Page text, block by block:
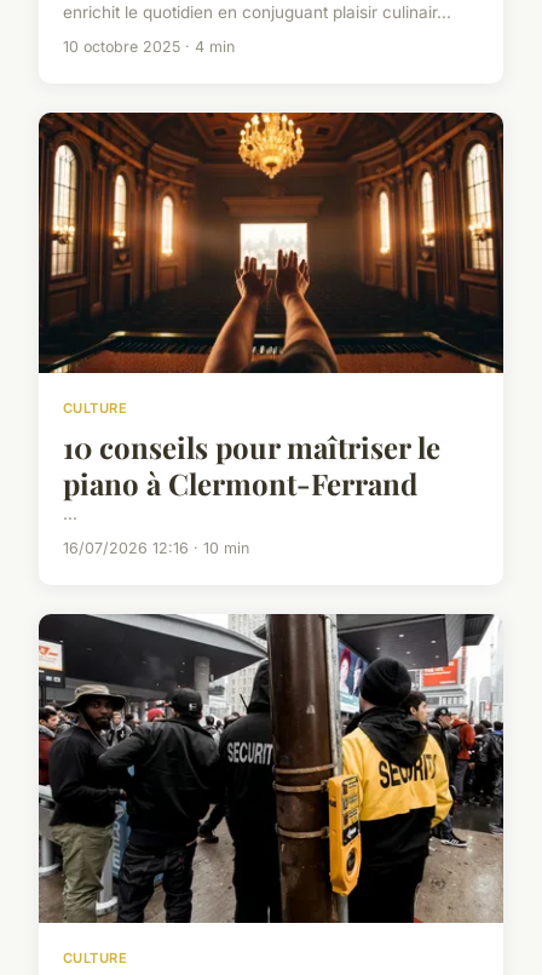
enrichit le quotidien en conjuguant plaisir culinair...
10 octobre 2025 · 4 min
CULTURE
10 conseils pour maîtriser le
piano à Clermont-Ferrand
...
16/07/2026 12:16 · 10 min
CULTURE